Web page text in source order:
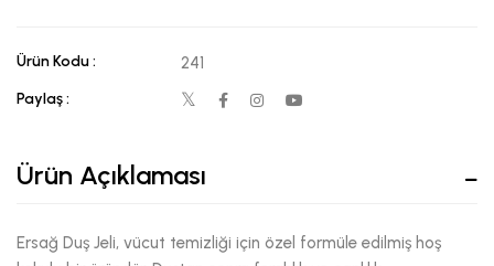
Ürün Kodu : 241
Paylaş :
Ürün Açıklaması
Ersağ Duş Jeli, vücut temizliği için özel formüle edilmiş hoş